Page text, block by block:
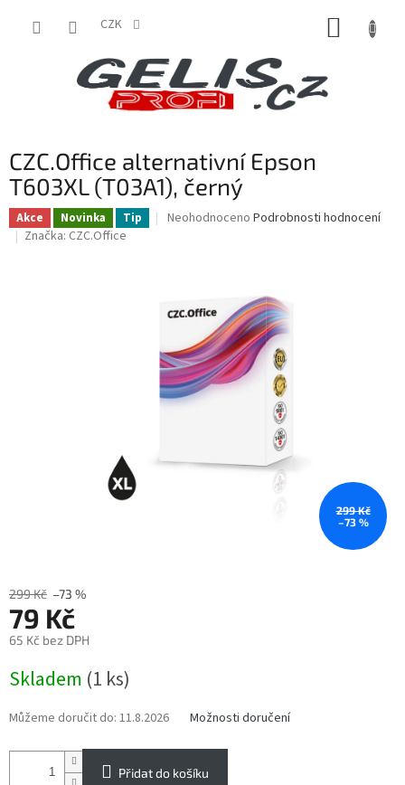
CZK
CZC.Office alternativní Epson
T603XL (T03A1), černý
Akce Novinka Tip
Průměrné
5
hvězdiček.
Neohodnoceno Podrobnosti hodnocení
Značka: CZC.Office
299 Kč
–73 %
299 Kč –73 %
79 Kč
65 Kč bez DPH
cena:
Skladem (1 ks)
Můžeme doručit do: 11.8.2026 Možnosti doručení
Přidat do košíku